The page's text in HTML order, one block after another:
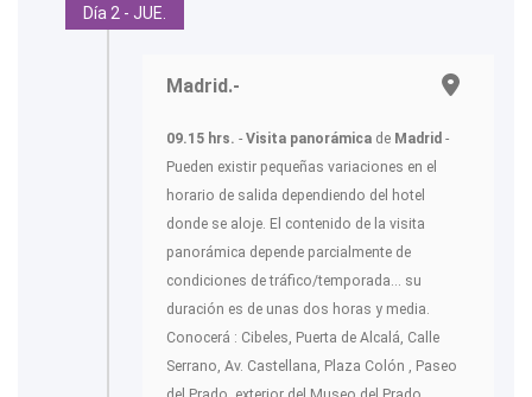
Día 2 - JUE.
Madrid.-
09.15 hrs. - Visita panorámica de Madrid -
Pueden existir pequeñas variaciones en el
horario de salida dependiendo del hotel
donde se aloje. El contenido de la visita
panorámica depende parcialmente de
condiciones de tráfico/temporada... su
duración es de unas dos horas y media.
Conocerá : Cibeles, Puerta de Alcalá, Calle
Serrano, Av. Castellana, Plaza Colón , Paseo